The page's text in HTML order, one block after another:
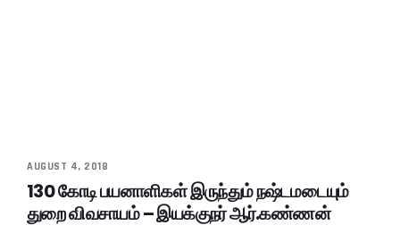
AUGUST 4, 2018
130 கோடி பயனாளிகள் இருந்தும் நஷ்டமடையும்
துறை விவசாயம் – இயக்குநர் ஆர்.கண்ணன்